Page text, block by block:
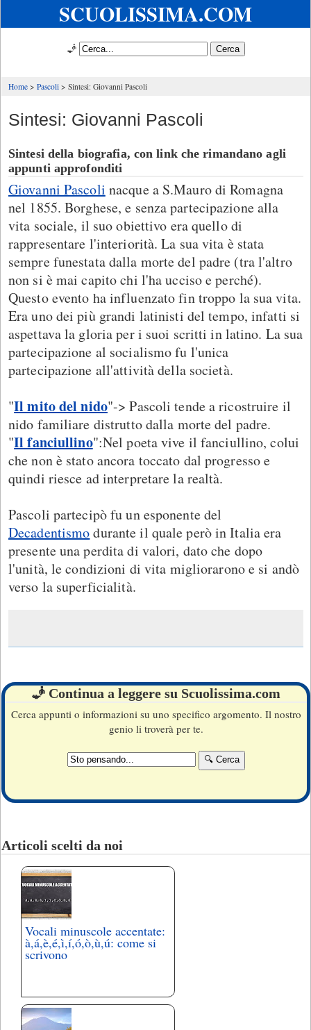
SCUOLISSIMA.COM
🧞
Home Pascoli Sintesi: Giovanni Pascoli
Sintesi: Giovanni Pascoli
Sintesi della biografia, con link che rimandano agli
appunti approfonditi
Giovanni Pascoli nacque a S.Mauro di Romagna
nel 1855. Borghese, e senza partecipazione alla
vita sociale, il suo obiettivo era quello di
rappresentare l'interiorità. La sua vita è stata
sempre funestata dalla morte del padre (tra l'altro
non si è mai capito chi l'ha ucciso e perché).
Questo evento ha influenzato fin troppo la sua vita.
Era uno dei più grandi latinisti del tempo, infatti si
aspettava la gloria per i suoi scritti in latino. La sua
partecipazione al socialismo fu l'unica
partecipazione all'attività della società.
"Il mito del nido"-> Pascoli tende a ricostruire il
nido familiare distrutto dalla morte del padre.
"Il fanciullino":Nel poeta vive il fanciullino, colui
che non è stato ancora toccato dal progresso e
quindi riesce ad interpretare la realtà.
Pascoli partecipò fu un esponente del
Decadentismodurante il quale però in Italia era
presente una perdita di valori, dato che dopo
l'unità, le condizioni di vita migliorarono e si andò
verso la superficialità.
🧞 Continua a leggere su Scuolissima.com
Cerca appunti o informazioni su uno specifico argomento. Il nostro
genio li troverà per te.
Articoli scelti da noi
Vocali minuscole accentate:
à,á,è,é,ì,í,ó,ò,ù,ú: come si
scrivono